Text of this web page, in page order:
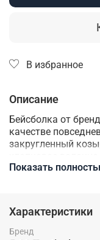
В избранное
Описание
Бейсболка от
качестве
закругленный
хлопковое
комфортно себя
желанию можно
удобная застежка
Показать
Характеристики
Бренд